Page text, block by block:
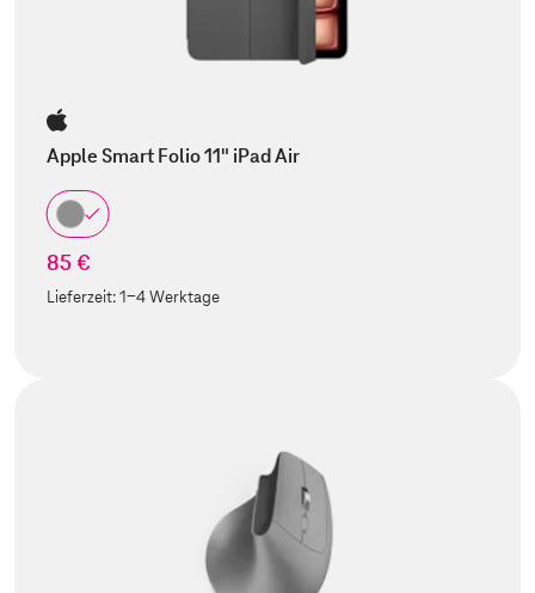
Apple Smart Folio 11" iPad Air
85 €
Lieferzeit:1-4 Werktage